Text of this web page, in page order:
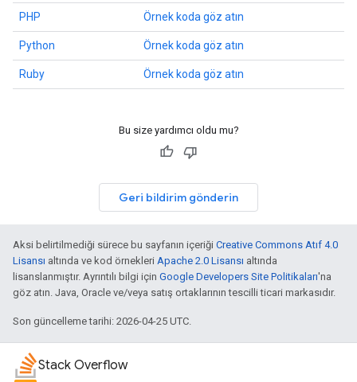
PHP Örnek koda göz atın
Python Örnek koda göz atın
Ruby Örnek koda göz atın
Bu size yardımcı oldu mu?
Geri bildirim gönderin
Aksi belirtilmediği sürece bu sayfanın içeriği Creative Commons Atıf 4.0
Lisansı altında ve kod örnekleri Apache 2.0 Lisansı altında
lisanslanmıştır. Ayrıntılı bilgi için Google Developers Site Politikaları'na
göz atın. Java, Oracle ve/veya satış ortaklarının tescilli ticari markasıdır.
Son güncelleme tarihi: 2026-04-25 UTC.
Stack Overflow